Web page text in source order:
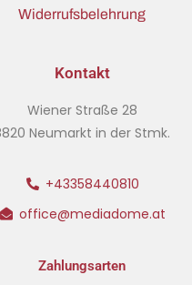
Widerrufsbelehrung
Kontakt
Wiener Straße 28
Neumarkt in der Stmk.
+43358440810
office@mediadome.at
Zahlungsarten